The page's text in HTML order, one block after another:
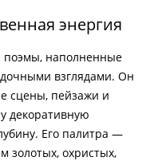
энергия
поэмы, наполненные
взглядами. Он
сцены, пейзажи и
декоративную
Его палитра —
золотых, охристых,